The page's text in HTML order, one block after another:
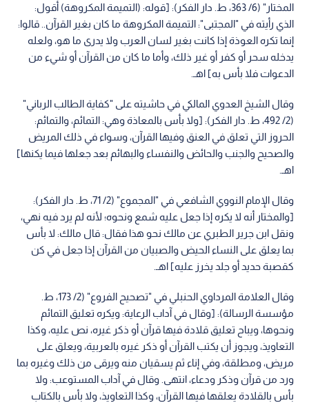
المختار" (6/ 363، ط. دار الفكر): [قوله: (التميمة المكروهة) أقول:
الذي رأيته في "المجتبى": التميمة المكروهة ما كان بغير القرآن.. قالوا:
إنما تكره العوذة إذا كانت بغير لسان العرب ولا يدرى ما هو، ولعله
يدخله سحر أو كفر أو غير ذلك، وأما ما كان من القرآن أو شيء من
الدعوات فلا بأس به] اهـ.
وقال الشيخ العدوي المالكي في حاشيته على "كفاية الطالب الرباني"
(2/ 492، ط. دار الفكر): [ولا بأس بالمعاذة وهي: التمائم، والتمائم:
الحروز التي تعلق في العنق وفيها القرآن، وسواء في ذلك المريض
والصحيح والجنب والحائض والنفساء والبهائم بعد جعلها فيما يكنها]
اهـ.
وقال الإمام النووي الشافعي في "المجموع" (2/ 71، ط. دار الفكر):
[والمختار أنه لا يكره إذا جعل عليه شمع ونحوه؛ لأنه لم يرد فيه نهي،
ونقل ابن جرير الطبري عن مالك نحو هذا فقال: قال مالك: لا بأس
بما يعلق على النساء الحيض والصبيان من القرآن إذا جعل في كن
كقصبة حديد أو جلد يخرز عليه] اهـ.
وقال العلامة المرداوي الحنبلي في "تصحيح الفروع" (2/ 173، ط.
مؤسسة الرسالة): [وقال في آداب الرعاية: ويكره تعليق التمائم
ونحوها، ويباح تعليق قلادة فيها قرآن أو ذكر غيره، نص عليه، وكذا
التعاويذ، ويجوز أن يكتب القرآن أو ذكر غيره بالعربية، ويعلق على
مريض، ومطلقة، وفي إناء ثم يسقيان منه ويرقى من ذلك وغيره بما
ورد من قرآن وذكر ودعاء، انتهى. وقال في آداب المستوعب: ولا
بأس بالقلادة يعلقها فيها القرآن، وكذا التعاويذ، ولا بأس بالكتاب